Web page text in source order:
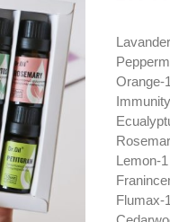
Orange-
Lemon-1
Flumax-